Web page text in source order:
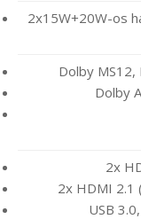
2x15W+20W-os
Dolby MS12,
Dolby
2x
2x HDMI 2.1
USB